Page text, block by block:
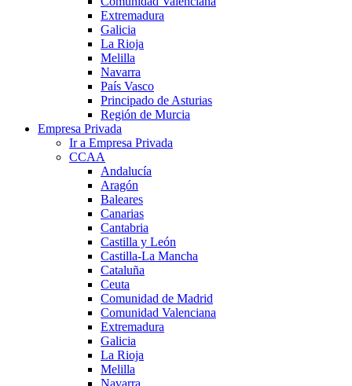
Extremadura
Galicia
La Rioja
Melilla
Navarra
País Vasco
Principado de Asturias
Región de Murcia
Empresa Privada
Ir a Empresa Privada
CCAA
Andalucía
Aragón
Baleares
Canarias
Cantabria
Castilla y León
Castilla-La Mancha
Cataluña
Ceuta
Comunidad de Madrid
Comunidad Valenciana
Extremadura
Galicia
La Rioja
Melilla
Navarra